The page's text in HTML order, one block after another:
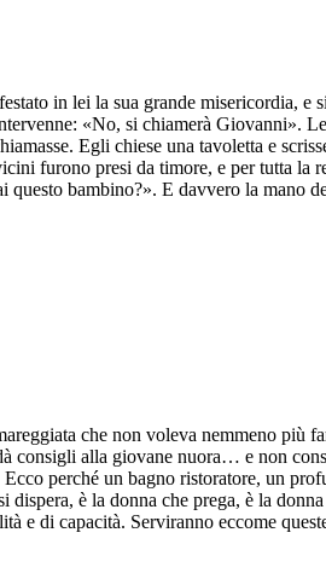
in lei la sua grande misericordia, e
«No, si chiamerà Giovanni».
Egli chiese una tavoletta e
furono presi da timore, e per tutta la
bambino?». E davvero la mano
che non voleva nemmeno più
consigli alla giovane nuora… e non
perché un bagno ristoratore, un
è la donna che prega, è la
e di capacità. Serviranno eccome